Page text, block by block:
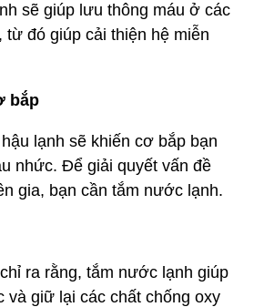
sẽ giúp lưu thông máu ở các
đó giúp cải thiện hệ miễn
bắp
lạnh sẽ khiến cơ bắp bạn
nhức. Để giải quyết vấn đề
gia, bạn cần tắm nước lạnh.
ra rằng, tắm nước lạnh giúp
và giữ lại các chất chống oxy